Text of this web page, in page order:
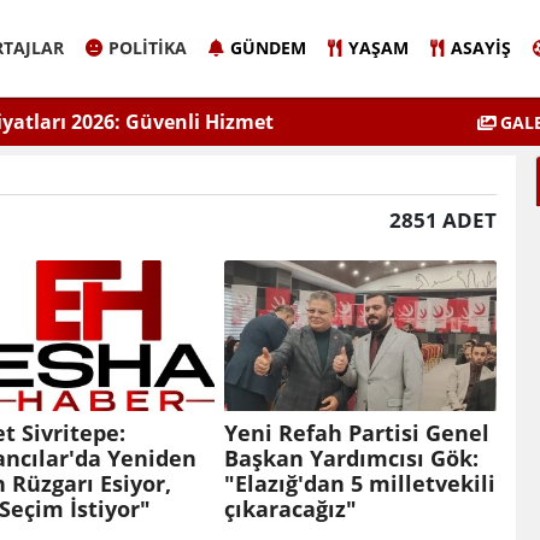
POLITIKA GÜNDEM YAŞAM ASAYIŞ
Eyüpoğlu Zafer Partisi’nde.
ÇEVSADER Eskişehir İl
Kulaktan
2851 ADET
Sivritepe:
Yeniden
Rüzgarı Esiyor,
İstiyor"
Yeni Refah Partisi Genel
Başkan Yardımcısı Gök:
"Elazığ'dan 5 milletvekili
çıkaracağız"